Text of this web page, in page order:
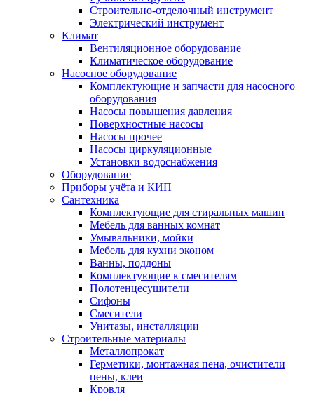
Строительно-отделочный инструмент
Электрический инструмент
Климат
Вентиляционное оборудование
Климатическое оборудование
Насосное оборудование
Комплектующие и запчасти для насосного
оборудования
Насосы повышения давления
Поверхностные насосы
Насосы прочее
Насосы циркуляционные
Установки водоснабжения
Оборудование
Приборы учёта и КИП
Сантехника
Комплектующие для стиральных машин
Мебель для ванных комнат
Умывальники, мойки
Мебель для кухни эконом
Ванны, поддоны
Комплектующие к смесителям
Полотенцесушители
Сифоны
Смесители
Унитазы, инсталляции
Строительные материалы
Металлопрокат
Герметики, монтажная пена, очистители
пены, клеи
Кровля